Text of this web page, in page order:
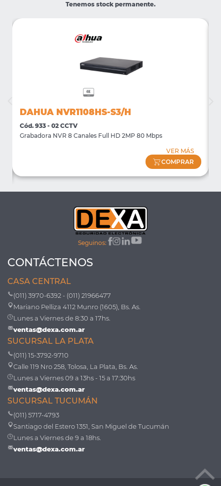
Tenemos stock permanente.
DAHUA NVR1108HS-S3/H
Cód. 933 - 02 CCTV
Grabadora NVR 8 Canales Full HD 2MP 80 Mbps
VER MÁS
COMPRAR
Seguinos:
CONTÁCTENOS
CASA CENTRAL
(011) 3970-6392 - (011) 21966477
Mariano Pelliza 4112 Munro (1605), Bs. As.
Lunes a Viernes de 8:30 a 17hs.
ventas@dexa.com.ar
SUCURSAL LA PLATA
(011) 15-3792-9710
Calle 119 Nro 258, Tolosa, La Plata, Bs. As.
Lunes a Viernes 09 a 13hs - 15 a 17:30hs
ventas@dexa.com.ar
SUCURSAL TUCUMÁN
(011) 5717-4793
Santiago del Estero 1351, San Miguel de Tucumán
Lunes a Viernes de 9 a 18hs.
ventas@dexa.com.ar